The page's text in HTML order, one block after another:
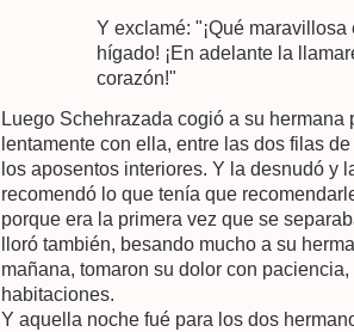
Y exclamé: "¡Qué
hígado! ¡En adelante la
corazón!"
Luego Schehrazada cogió a su hermana
lentamente con ella, entre las dos filas
los aposentos interiores. Y la desnudó y
recomendó lo que tenía que
porque era la primera vez que se
lloró también, besando mucho a su
mañana, tomaron su dolor con
habitaciones.
Y aquella noche fué para los dos